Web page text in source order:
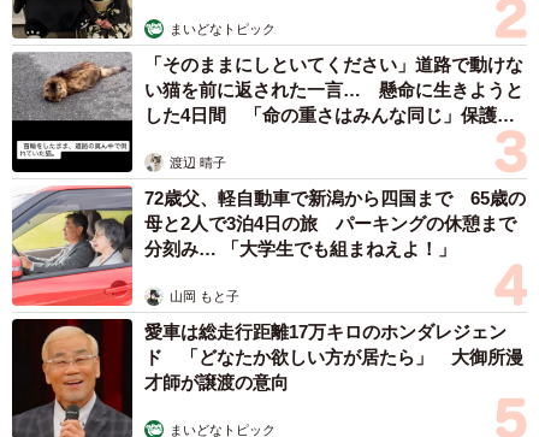
森岡 浩
園田学園女子大学学長
もっと見る
「こんなかわいい子おるん！？」大阪出身の
UHB26歳アナが話題…父は元プロ野球選手
「アイドルさんよりかわいい」「めちゃ爽や
か」まいどなメディア
2026.08.07
世界一周中に3度も出会った運命的カップル
口では言えない「ジョージアの熱い夜」に「も
うやめぇや！」藤井が猛ツッコミ連発【新婚さ